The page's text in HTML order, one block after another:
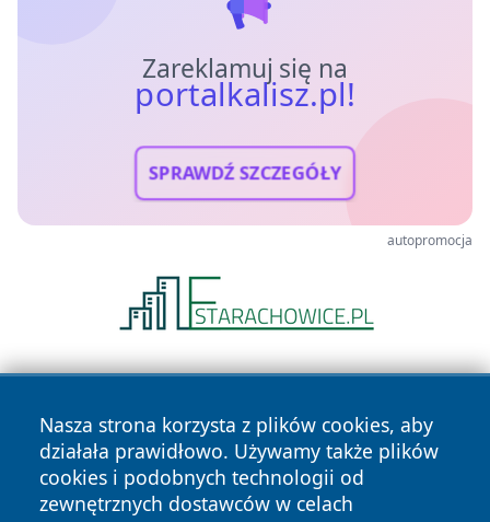
Zareklamuj się na
portalkalisz.pl!
SPRAWDŹ SZCZEGÓŁY
autopromocja
Nasza strona korzysta z plików cookies, aby
działała prawidłowo. Używamy także plików
cookies i podobnych technologii od
zewnętrznych dostawców w celach
Copyright © 2026 portalkalisz.pl Wszystkie prawa